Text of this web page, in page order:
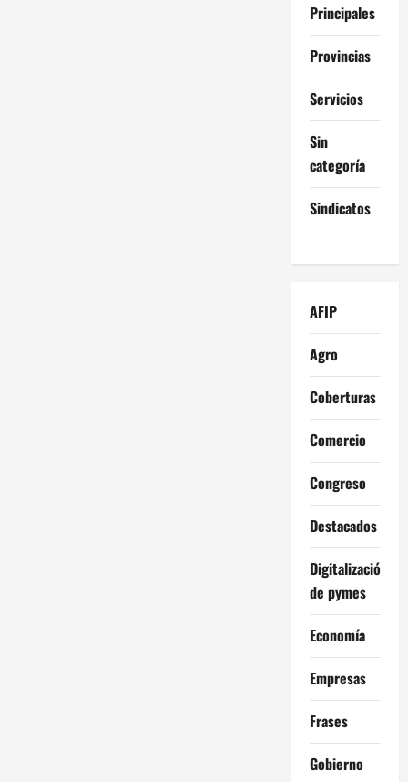
Principales
Provincias
Servicios
Sin
categoría
Sindicatos
AFIP
Agro
Coberturas
Comercio
Congreso
Destacados
Digitalización
de pymes
Economía
Empresas
Frases
Gobierno